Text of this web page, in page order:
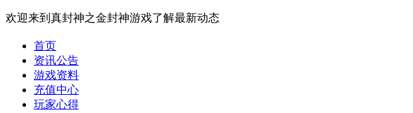
欢迎来到真封神之金封神游戏了解最新动态
首页
资讯公告
游戏资料
充值中心
玩家心得